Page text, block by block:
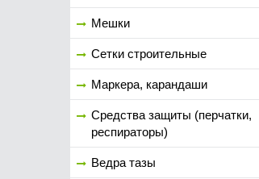
Мешки
Сетки строительные
Маркера, карандаши
Средства защиты (перчатки,
респираторы)
Ведра тазы